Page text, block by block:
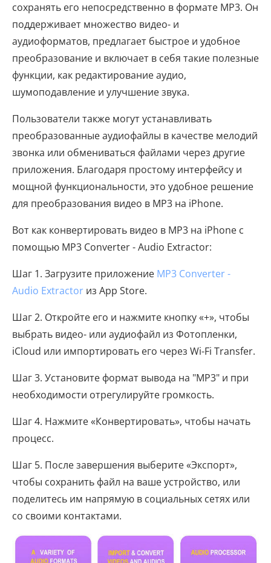
сохранять его непосредственно в формате MP3. Он
поддерживает множество видео- и
аудиоформатов, предлагает быстрое и удобное
преобразование и включает в себя такие полезные
функции, как редактирование аудио,
шумоподавление и улучшение звука.
Пользователи также могут устанавливать
преобразованные аудиофайлы в качестве мелодий
звонка или обмениваться файлами через другие
приложения. Благодаря простому интерфейсу и
мощной функциональности, это удобное решение
для преобразования видео в MP3 на iPhone.
Вот как конвертировать видео в MP3 на iPhone с
помощью MP3 Converter - Audio Extractor:
Шаг 1. Загрузите приложение MP3 Converter -
Audio Extractor из App Store.
Шаг 2. Откройте его и нажмите кнопку «+», чтобы
выбрать видео- или аудиофайл из Фотопленки,
iCloud или импортировать его через Wi-Fi Transfer.
Шаг 3. Установите формат вывода на "MP3" и при
необходимости отрегулируйте громкость.
Шаг 4. Нажмите «Конвертировать», чтобы начать
процесс.
Шаг 5. После завершения выберите «Экспорт»,
чтобы сохранить файл на ваше устройство, или
поделитесь им напрямую в социальных сетях или
со своими контактами.